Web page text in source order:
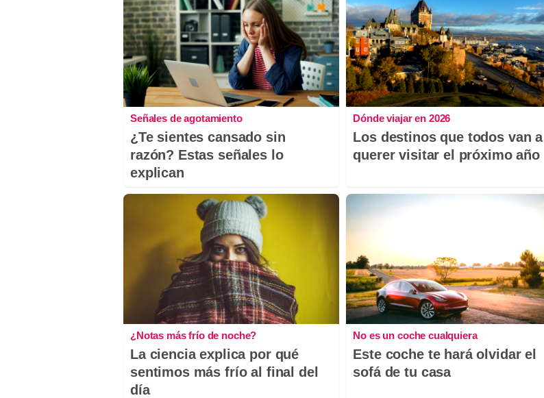
Señales de agotamiento
¿Te sientes cansado sin
razón? Estas señales lo
explican
Dónde viajar en 2026
Los destinos que todos van a
querer visitar el próximo año
¿Notas más frío de noche?
La ciencia explica por qué
sentimos más frío al final del
día
No es un coche cualquiera
Este coche te hará olvidar el
sofá de tu casa